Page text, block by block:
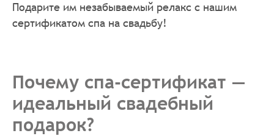
Подарите им незабываемый релакс с нашим
сертификатом спа на свадьбу!
Почему спа‑сертификат —
идеальный свадебный
подарок?